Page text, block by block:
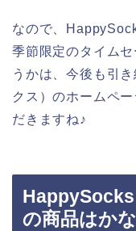
なので、
季節限定のタイム
うかは、今後も引
クス）のホームペ
だきますね♪
HappySocks
の商品はか